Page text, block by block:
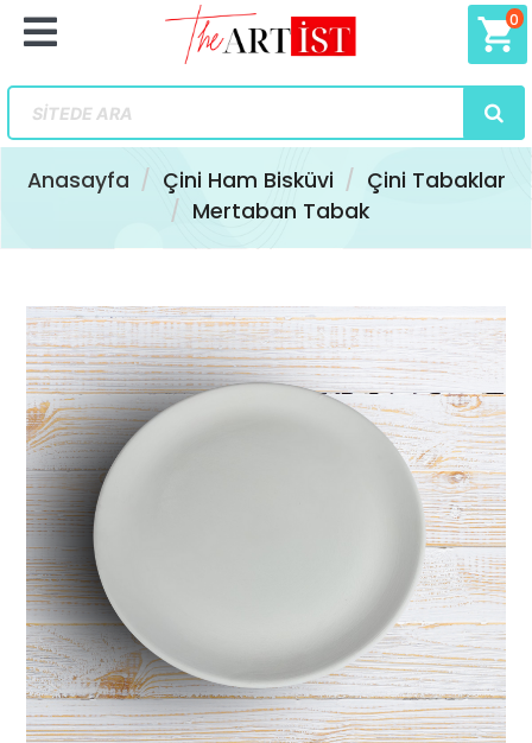
shopping_cart
0
Anasayfa Çini Ham Bisküvi
Çini Tabaklar
Mertaban Tabak